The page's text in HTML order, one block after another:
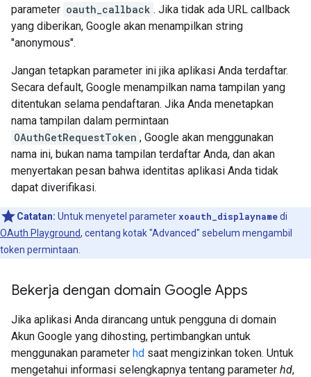
parameter oauth_callback . Jika tidak ada URL callback
yang diberikan, Google akan menampilkan string
"anonymous".
Jangan tetapkan parameter ini jika aplikasi Anda terdaftar.
Secara default, Google menampilkan nama tampilan yang
ditentukan selama pendaftaran. Jika Anda menetapkan
nama tampilan dalam permintaan
OAuthGetRequestToken , Google akan menggunakan
nama ini, bukan nama tampilan terdaftar Anda, dan akan
menyertakan pesan bahwa identitas aplikasi Anda tidak
dapat diverifikasi.
Catatan: Untuk menyetel parameter xoauth_displaynamedi
OAuth Playground, centang kotak "Advanced" sebelum mengambil
token permintaan.
Bekerja dengan domain Google Apps
Jika aplikasi Anda dirancang untuk pengguna di domain
Akun Google yang dihosting, pertimbangkan untuk
menggunakan parameter hd saat mengizinkan token. Untuk
mengetahui informasi selengkapnya tentang parameter hd,